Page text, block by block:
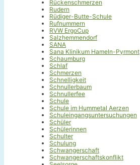
Rückenschmerzen
Rudern
Rüdiger-Butte-Schule
Rufnummern
RVW ErgoCup
Salzhemmendorf
SANA
Sana Klinikum Hameln-Pyrmont
Schaumburg
Schlaf
Schmerzen
Schnelligkeit
Schnullerbaum
Schnullerfee
Schule
Schule im Hummetal Aerzen
Schuleingangsuntersuchungen
Schüler
Schülerinnen
Schulter
Schulung
Schwangerschaft
Schwangerschaftskonflikt